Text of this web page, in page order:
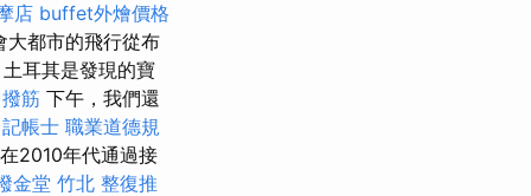
店 buffet外燴價格
都市的飛行從布
耳其是發現的寶
撥筋 下午，我們還
記帳士 職業道德規
2010年代通過接
金堂 竹北 整復推